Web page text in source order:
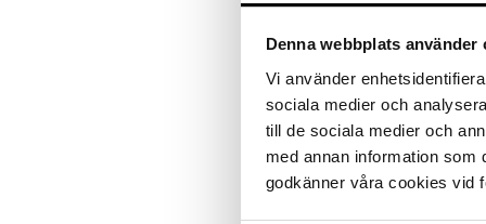
Denna webbplats använder
Vi använder
sociala medier och
till de sociala medier och
med annan information som
godkänner våra cookies vid
ja uupumista.
KROMI – edistää normaalia
auttaa ylläpitämään
NOKKONEN – edesauttaa
SINKKI – edesauttaa
normaalia ihoa, hiuksia ja
MUSTAPIPPURI –
Annostus